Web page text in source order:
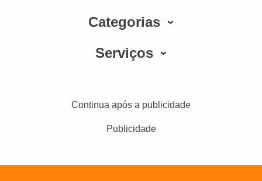
Categorias
Serviços
Continua após a publicidade
Publicidade